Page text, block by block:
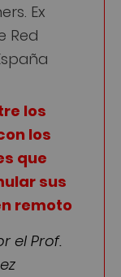
Ex
Red
los
los
que
sus
remoto
el Prof.